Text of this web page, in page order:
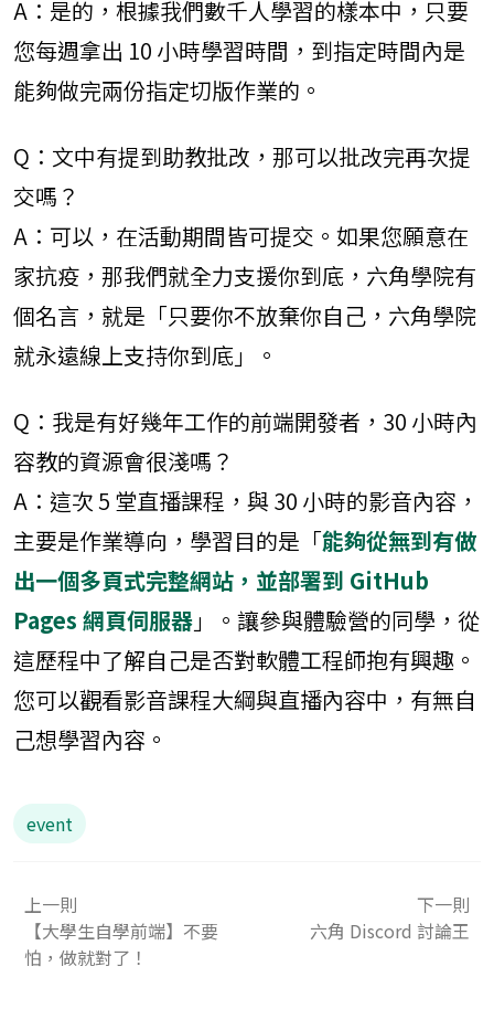
A：是的，根據我們數千人學習的樣本中，只要
您每週拿出 10 小時學習時間，到指定時間內是
能夠做完兩份指定切版作業的。
Q：文中有提到助教批改，那可以批改完再次提
交嗎？
A：可以，在活動期間皆可提交。如果您願意在
家抗疫，那我們就全力支援你到底，六角學院有
個名言，就是「只要你不放棄你自己，六角學院
就永遠線上支持你到底」。
Q：我是有好幾年工作的前端開發者，30 小時內
容教的資源會很淺嗎？
A：這次 5 堂直播課程，與 30 小時的影音內容，
主要是作業導向，學習目的是「能夠從無到有做
出一個多頁式完整網站，並部署到 GitHub
Pages 網頁伺服器」。讓參與體驗營的同學，從
這歷程中了解自己是否對軟體工程師抱有興趣。
您可以觀看影音課程大綱與直播內容中，有無自
己想學習內容。
event
上一則
【大學生自學前端】不要
怕，做就對了！
下一則
六角 Discord 討論王